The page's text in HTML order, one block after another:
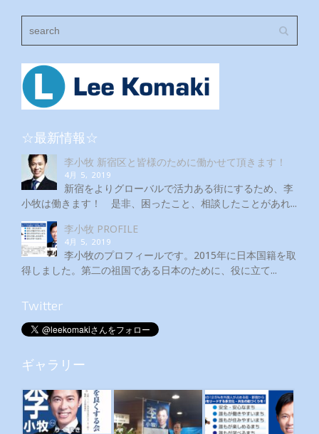
☆最新情報☆
李小牧 新宿区と皆様のために働かせて頂きます！
4月 5, 2019
新宿をよりグローバルで活力ある街にするため、李
小牧は働きます！ 是非、困ったこと、相談したことがあれ...
李小牧 PROFILE
4月 5, 2019
李小牧のプロフィールです。2015年に日本国籍を取
得しました。第二の祖国である日本のために、役に立て...
Twitter
ギャラリー